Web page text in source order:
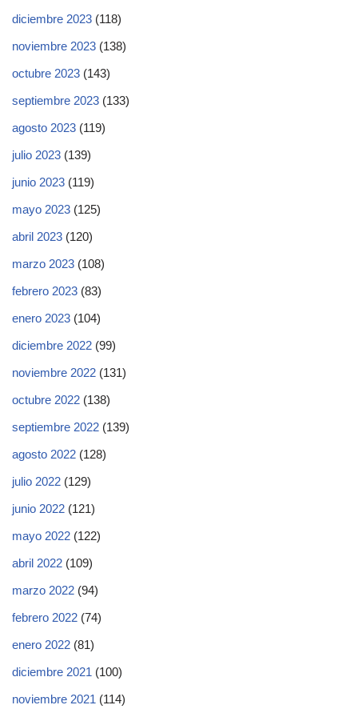
diciembre 2023 (118)
noviembre 2023 (138)
octubre 2023 (143)
septiembre 2023 (133)
agosto 2023 (119)
julio 2023 (139)
junio 2023 (119)
mayo 2023 (125)
abril 2023 (120)
marzo 2023 (108)
febrero 2023 (83)
enero 2023 (104)
diciembre 2022 (99)
noviembre 2022 (131)
octubre 2022 (138)
septiembre 2022 (139)
agosto 2022 (128)
julio 2022 (129)
junio 2022 (121)
mayo 2022 (122)
abril 2022 (109)
marzo 2022 (94)
febrero 2022 (74)
enero 2022 (81)
diciembre 2021 (100)
noviembre 2021 (114)